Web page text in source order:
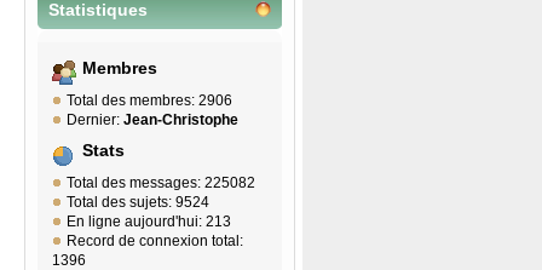
Statistiques
Membres
Total des membres: 2906
Dernier: Jean-Christophe
Stats
Total des messages: 225082
Total des sujets: 9524
En ligne aujourd'hui: 213
Record de connexion total:
1396